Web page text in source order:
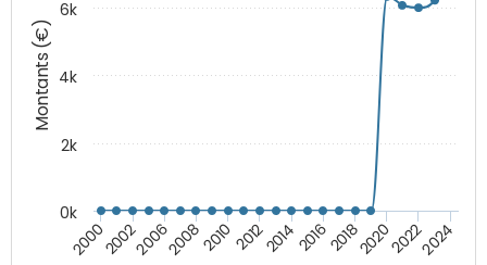
Montants (€)
20002002200620082010 2012201420162018202020222024
0k
2k
4k
6k